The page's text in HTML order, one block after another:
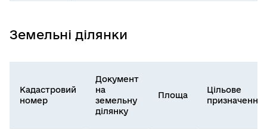
Земельні ділянки
Кадастровий
номер
Документ
на
земельну
ділянку
Площа
Цільове
призначення